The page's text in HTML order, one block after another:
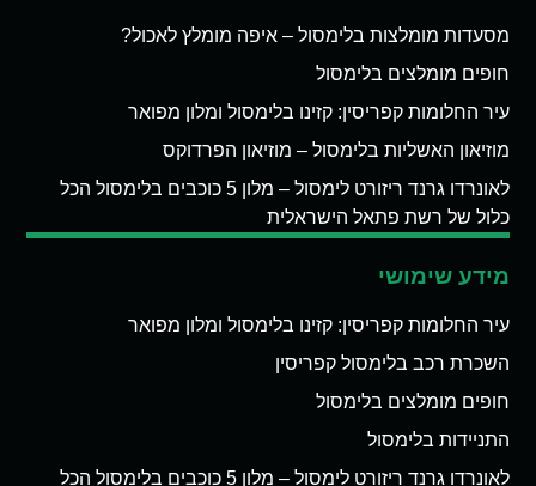
מסעדות מומלצות בלימסול – איפה מומלץ לאכול?
חופים מומלצים בלימסול
עיר החלומות קפריסין: קזינו בלימסול ומלון מפואר
מוזיאון האשליות בלימסול – מוזיאון הפרדוקס
לאונרדו גרנד ריזורט לימסול – מלון 5 כוכבים בלימסול הכל
כלול של רשת פתאל הישראלית
מידע שימושי
עיר החלומות קפריסין: קזינו בלימסול ומלון מפואר
השכרת רכב בלימסול קפריסין
חופים מומלצים בלימסול
התניידות בלימסול
לאונרדו גרנד ריזורט לימסול – מלון 5 כוכבים בלימסול הכל